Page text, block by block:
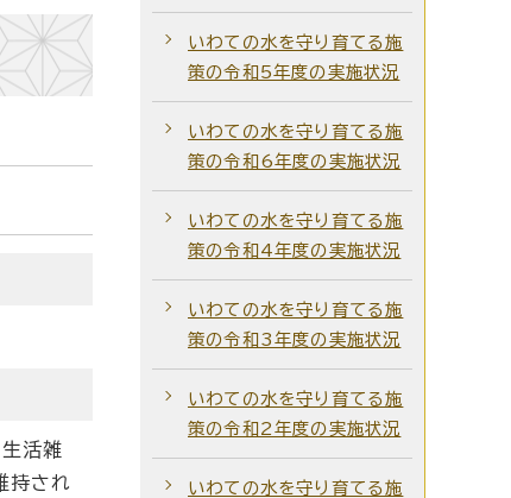
活雑
持され
いわての水を守り育てる施
策の令和5年度の実施状況
いわての水を守り育てる施
策の令和6年度の実施状況
いわての水を守り育てる施
策の令和4年度の実施状況
いわての水を守り育てる施
策の令和3年度の実施状況
いわての水を守り育てる施
策の令和2年度の実施状況
いわての水を守り育てる施